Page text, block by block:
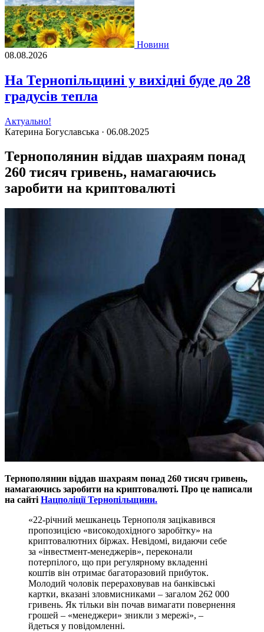
Новини
08.08.2026
На Тернопільщині у вихідні буде до 28
градусів тепла
Актуально!
Катерина Богуславська · 06.08.2025
Тернополянин віддав шахраям понад
260 тисяч гривень, намагаючись
заробити на криптовалюті
Тернополянин віддав шахраям понад 260 тисяч гривень,
намагаючись заробити на криптовалюті. Про це написали
на сайті Нацполіції Тернопільщини.
«22-річний мешканець Тернополя зацікавився
пропозицією «високодохідного заробітку» на
криптовалютних біржах. Невідомі, видаючи себе
за «інвестмент-менеджерів», переконали
потерпілого, що при регулярному вкладенні
коштів він отримає багаторазовий прибуток.
Молодий чоловік перераховував на банківські
картки, вказані зловмисниками – загалом 262 000
гривень. Як тільки він почав вимагати повернення
грошей – «менеджери» зникли з мережі», –
йдеться у повідомленні.